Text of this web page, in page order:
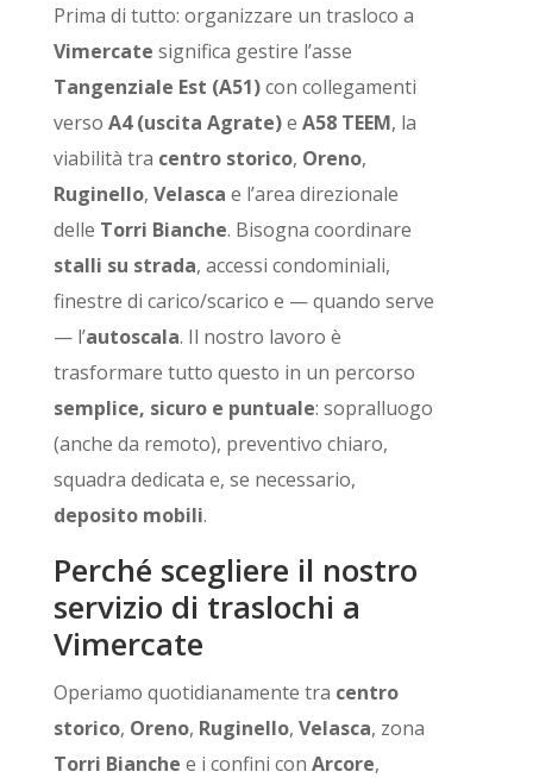
Prima di tutto: organizzare un trasloco a
Vimercate significa gestire l’asse
Tangenziale Est (A51)con collegamenti
verso A4 (uscita Agrate)e A58 TEEM, la
viabilità tra centro storico, Oreno,
Ruginello, Velasca e l’area direzionale
delle Torri Bianche. Bisogna coordinare
stalli su strada, accessi condominiali,
finestre di carico/scarico e — quando serve
— l’autoscala. Il nostro lavoro è
trasformare tutto questo in un percorso
semplice, sicuro e puntuale: sopralluogo
(anche da remoto), preventivo chiaro,
squadra dedicata e, se necessario,
deposito mobili.
Perché scegliere il nostro
servizio di traslochi a
Vimercate
Operiamo quotidianamente tra centro
storico, Oreno, Ruginello, Velasca, zona
Torri Bianche e i confini con Arcore,